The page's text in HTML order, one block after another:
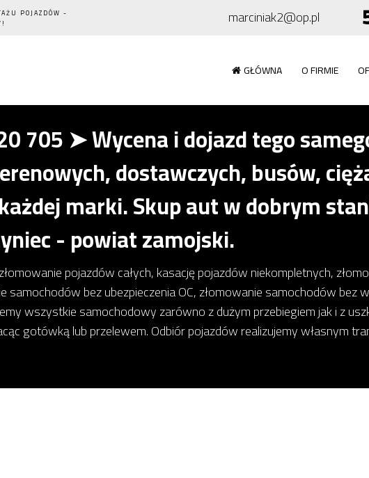
POJAZDÓW -
marciniak2@op.pl
GŁÓWNA O FIRMIE
705 ➤ Wycena i dojazd tego
dostawczych, busów,
marki. Skup aut w dobrym
- powiat zamojski.
pojazdów całych, kasację pojazdów niekompletnych,
bez ubezpieczenia OC, złomowanie samochodów bez
wszystkie samochodowy zarówno z dużym przebiegiem jak i z
gotówką lub przelewem. Odbiór pojazdów realizujemy własnym